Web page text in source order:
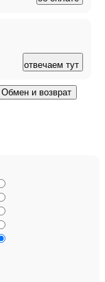
отвечаем тут
Обмен и возврат